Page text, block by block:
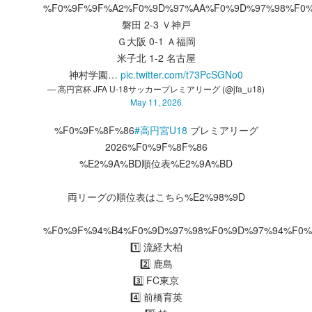
磐田 2-3 Ｖ神戸
Ｇ大阪 0-1 Ａ福岡
米子北 1-2 名古屋
神村学園… pic.twitter.com/t73PcSGNo0
— 高円宮杯 JFA U-18サッカープレミアリーグ (@jfa_u18)
May 11, 2026
%F0%9F%8F%86#高円宮U18 プレミアリーグ
2026%F0%9F%8F%86
%E2%9A%BD順位表%E2%9A%BD
両リーグの順位表はこちら%E2%98%9D
1️⃣ 流経大柏
2️⃣ 鹿島
3️⃣ FC東京
4️⃣ 前橋育英